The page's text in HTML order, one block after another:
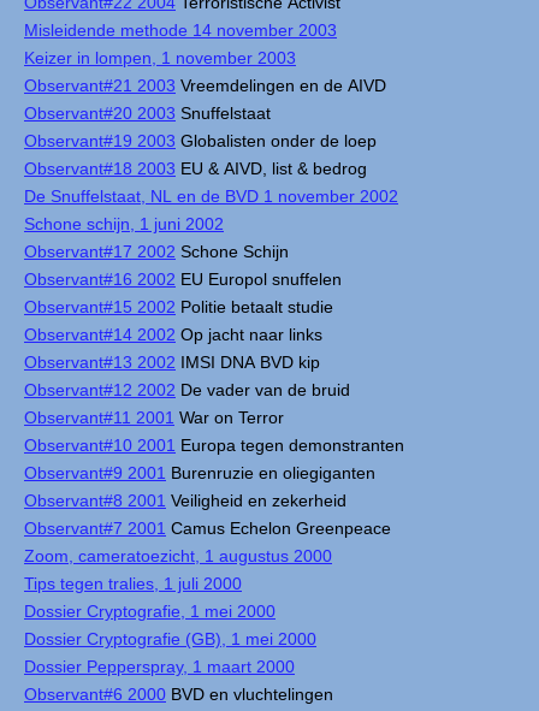
Misleidende methode 14 november 2003
Keizer in lompen, 1 november 2003
Observant#21 2003 Vreemdelingen en de AIVD
Observant#20 2003 Snuffelstaat
Observant#19 2003 Globalisten onder de loep
Observant#18 2003 EU & AIVD, list & bedrog
De Snuffelstaat, NL en de BVD 1 november 2002
Schone schijn, 1 juni 2002
Observant#17 2002 Schone Schijn
Observant#16 2002 EU Europol snuffelen
Observant#15 2002 Politie betaalt studie
Observant#14 2002 Op jacht naar links
Observant#13 2002 IMSI DNA BVD kip
Observant#12 2002 De vader van de bruid
Observant#11 2001 War on Terror
Observant#10 2001 Europa tegen demonstranten
Observant#9 2001 Burenruzie en oliegiganten
Observant#8 2001 Veiligheid en zekerheid
Observant#7 2001 Camus Echelon Greenpeace
Zoom, cameratoezicht, 1 augustus 2000
Tips tegen tralies, 1 juli 2000
Dossier Cryptografie, 1 mei 2000
Dossier Cryptografie (GB), 1 mei 2000
Dossier Pepperspray, 1 maart 2000
Observant#6 2000 BVD en vluchtelingen